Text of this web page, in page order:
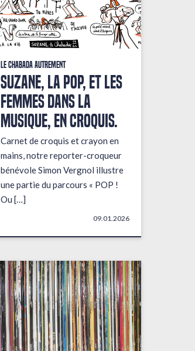
Le Chabada autrement
Suzane, la pop, et les
femmes dans la
musique, en croquis.
Carnet de croquis et crayon en
mains, notre reporter-croqueur
bénévole Simon Vergnol illustre
une partie du parcours « POP !
Ou […]
09.01.2026